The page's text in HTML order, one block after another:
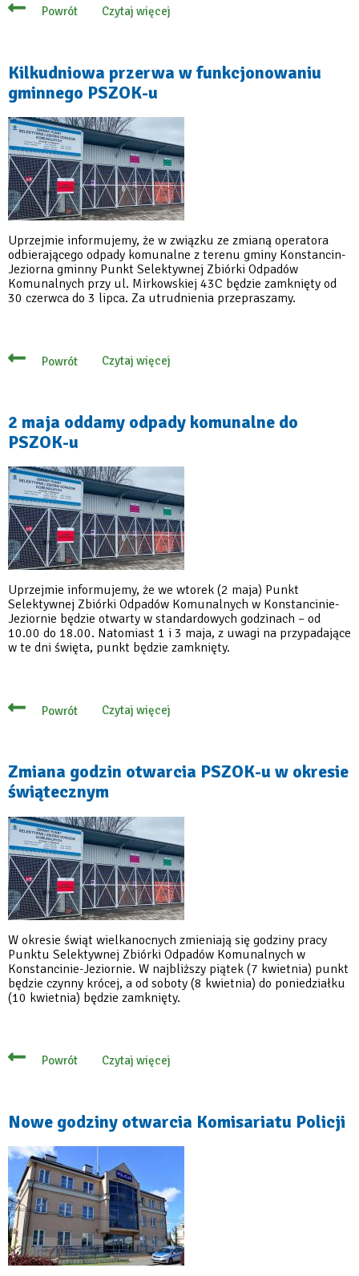
Powrót Czytaj więcej
o
Mirkowskiej
43C
wznawia
Kilkudniowa przerwa w funkcjonowaniu
gminnego PSZOK-u
Uprzejmie informujemy, że w związku ze zmianą operatora
odbierającego odpady komunalne z terenu gminy Konstancin-
Jeziorna gminny Punkt Selektywnej Zbiórki Odpadów
Komunalnych przy ul. Mirkowskiej 43C będzie zamknięty od
30 czerwca do 3 lipca. Za utrudnienia przepraszamy.
Powrót Czytaj więcej
o
funkcjonowaniu
gminnego
2 maja oddamy odpady komunalne do
PSZOK-u
Uprzejmie informujemy, że we wtorek (2 maja) Punkt
Selektywnej Zbiórki Odpadów Komunalnych w Konstancinie-
Jeziornie będzie otwarty w standardowych godzinach – od
10.00 do 18.00. Natomiast 1 i 3 maja, z uwagi na przypadające
w te dni święta, punkt będzie zamknięty.
Powrót Czytaj więcej
o
odpady
komunalne
do
PSZOK-
Zmiana godzin otwarcia PSZOK-u w okresie
świątecznym
W okresie świąt wielkanocnych zmieniają się godziny pracy
Punktu Selektywnej Zbiórki Odpadów Komunalnych w
Konstancinie-Jeziornie. W najbliższy piątek (7 kwietnia) punkt
będzie czynny krócej, a od soboty (8 kwietnia) do poniedziałku
(10 kwietnia) będzie zamknięty.
Powrót Czytaj więcej
o
PSZOK-
u
okresie
świątecznym
Nowe godziny otwarcia Komisariatu Policji